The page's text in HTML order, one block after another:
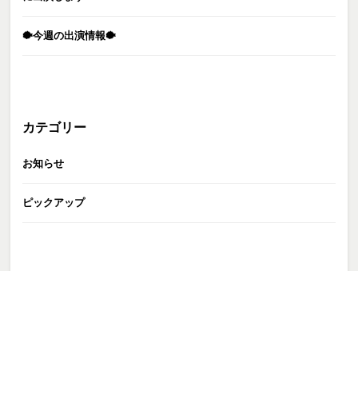
🐡今週の出演情報🐡
カテゴリー
お知らせ
ピックアップ